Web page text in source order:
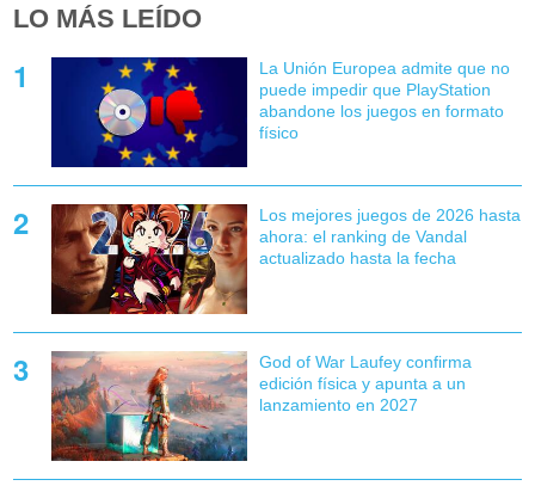
LO MÁS LEÍDO
La Unión Europea admite que no
puede impedir que PlayStation
abandone los juegos en formato
físico
Los mejores juegos de 2026 hasta
ahora: el ranking de Vandal
actualizado hasta la fecha
God of War Laufey confirma
edición física y apunta a un
lanzamiento en 2027